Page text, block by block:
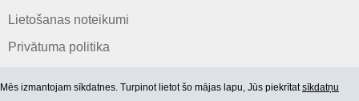
Lietošanas noteikumi
Privātuma politika
Mēs izmantojam sīkdatnes. Turpinot lietot šo mājas lapu, Jūs piekrītatsīkdatņu